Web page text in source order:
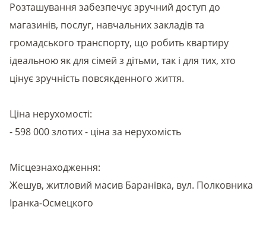
Розташування забезпечує зручний доступ до
магазинів, послуг, навчальних закладів та
громадського транспорту, що робить квартиру
ідеальною як для сімей з дітьми, так і для тих, хто
цінує зручність повсякденного життя.
Ціна нерухомості:
- 598 000 злотих - ціна за нерухомість
Місцезнаходження:
Жешув, житловий масив Баранівка, вул. Полковника
Іранка-Осмецкого